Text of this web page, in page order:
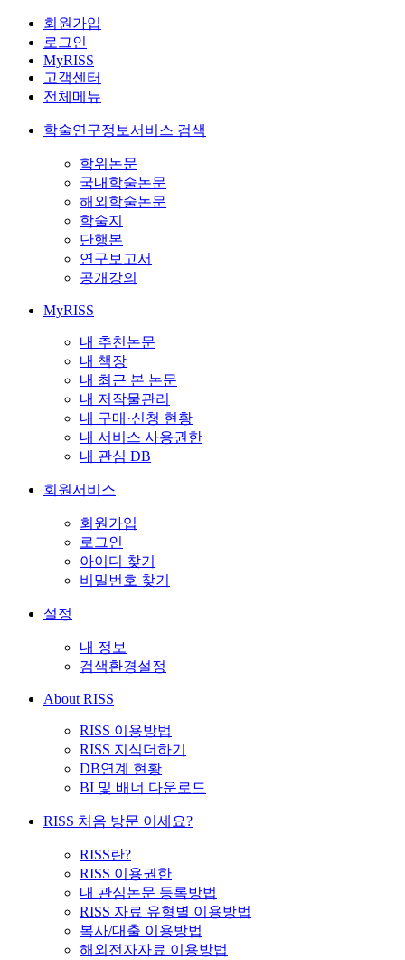
회원가입
로그인
MyRISS
고객센터
전체메뉴
학술연구정보서비스 검색
학위논문
국내학술논문
해외학술논문
학술지
단행본
연구보고서
공개강의
MyRISS
내 추천논문
내 책장
내 최근 본 논문
내 저작물관리
내 구매·신청 현황
내 서비스 사용권한
내 관심 DB
회원서비스
회원가입
로그인
아이디 찾기
비밀번호 찾기
설정
내 정보
검색환경설정
About RISS
RISS 이용방법
RISS 지식더하기
DB연계 현황
BI 및 배너 다운로드
RISS 처음 방문 이세요?
RISS란?
RISS 이용권한
내 관심논문 등록방법
RISS 자료 유형별 이용방법
복사/대출 이용방법
해외전자자료 이용방법